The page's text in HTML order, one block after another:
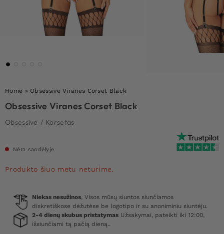
Home » Obsessive Viranes Corset Black
Obsessive Viranes Corset Black
Obsessive / Korsetas
Nėra sandėlyje
Produkto šiuo metu neturime.
Niekas nesužinos, Visos mūsų siuntos siunčiamos
diskretiškose dėžutėse be logotipo ir su anoniminiu siuntėju.
2-4 dienų skubus pristatymas Užsakymai, pateikti iki 12:00,
išsiunčiami tą pačią dieną..